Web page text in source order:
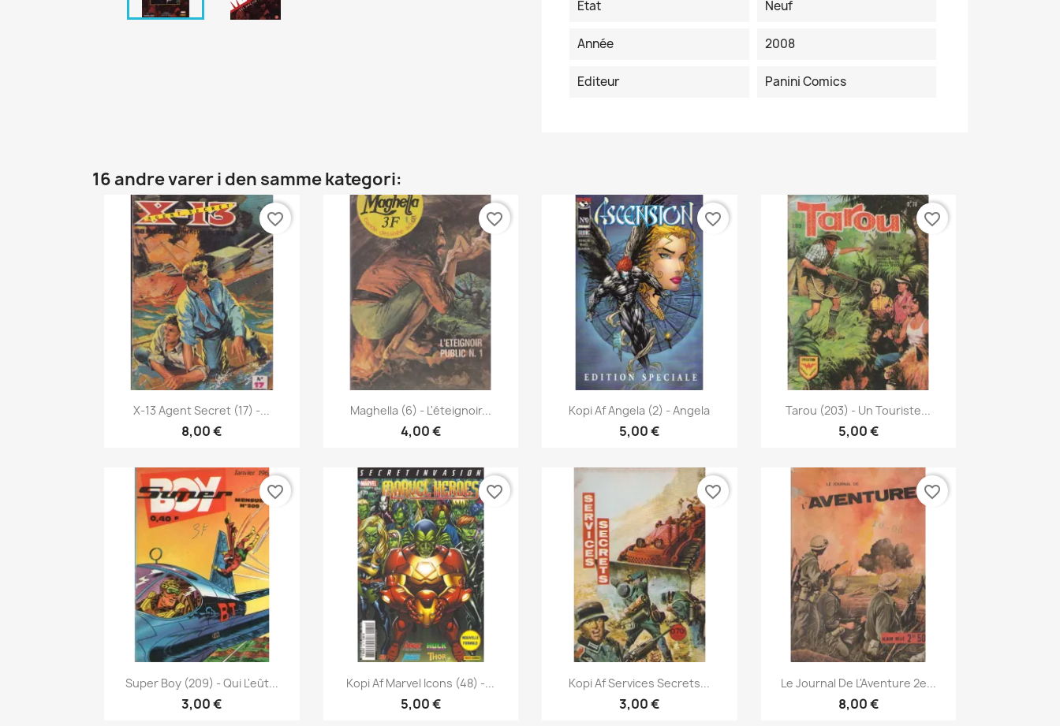
Etat
Neuf
Année 2008
Editeur Panini Comics
16 andre varer i den samme kategori:
Vis her
X-13 Agent Secret (17) -...
8,00 €
favorite_border
Vis her
Maghella (6) - L'éteignoir...
4,00 €
favorite_border
Vis her
Kopi Af Angela (2) - Angela
5,00 €
favorite_border
Vis her
Tarou (203) - Un Touriste...
5,00 €
favorite_border
Vis her
Super Boy (209) - Qui L'eût...
3,00 €
favorite_border
Vis her
Kopi Af Marvel Icons (48) -...
5,00 €
favorite_border
Vis her
Kopi Af Services Secrets...
3,00 €
favorite_border
Vis her
Le Journal De L'Aventure 2e...
8,00 €
favorite_border